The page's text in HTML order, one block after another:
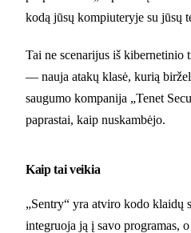
kodą jūsų kompiuteryje su jūsų
Tai ne scenarijus iš
— nauja atakų klasė, kurią
saugumo kompanija „Tenet
paprastai, kaip nuskambėjo.
Kaip tai veikia
„Sentry“ yra atviro kodo klaidų
integruoja ją į savo programas,